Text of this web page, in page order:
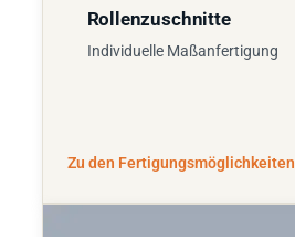
Rollenzuschnitte
Individuelle Maßanfertigung
Zu den Fertigungsmöglichkeiten